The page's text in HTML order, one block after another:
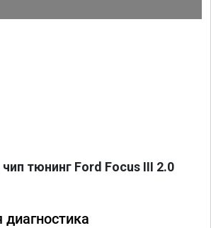
тюнинг Ford Focus III 2.0
диагностика